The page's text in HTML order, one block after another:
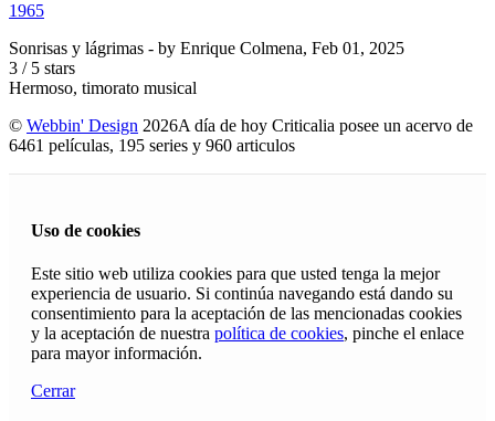
1965
Sonrisas y lágrimas - by Enrique Colmena, Feb 01, 2025
3 / 5 stars
Hermoso, timorato musical
© Webbin' Design 2026A día de hoy Criticalia posee un acervo de
6461 películas, 195 series y 960 articulos
Uso de cookies
Este sitio web utiliza cookies para que usted tenga la mejor
experiencia de usuario. Si continúa navegando está dando su
consentimiento para la aceptación de las mencionadas cookies
y la aceptación de nuestra política de cookies, pinche el enlace
para mayor información.
Cerrar